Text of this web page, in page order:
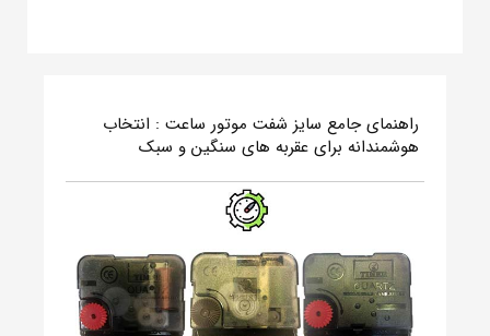
راهنمای جامع سایز شفت موتور ساعت : انتخاب
هوشمندانه برای عقربه های سنگین و سبک